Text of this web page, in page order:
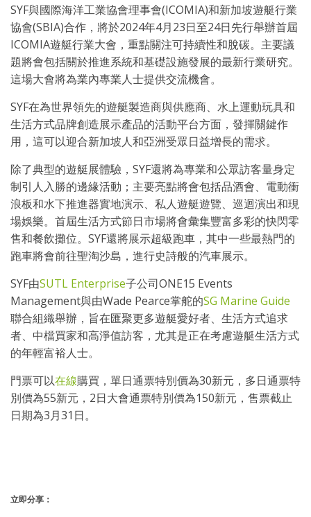
SYF與國際海洋工業協會理事會(ICOMIA)和新加坡遊艇行業
協會(SBIA)合作，將於2024年4月23日至24日先行舉辦首屆
ICOMIA遊艇行業大會，重點關注可持續性和脫碳。主要議
題將會包括關於推進系統和基礎設施發展的最新行業研究。
這場大會將為業內專業人士提供交流機會。
SYF在為世界領先的遊艇製造商與供應商、水上運動玩具和
生活方式品牌創造展示產品的活動平台方面，發揮關鍵作
用，這可以迎合新加坡人和亞洲受眾日益增長的需求。
除了典型的遊艇展體驗，SYF還將為專業和公眾訪客量身定
制引人入勝的邊緣活動；主要亮點將會包括品酒會、電動衝
浪板和水下推進器實地演示、私人遊艇遊覽、巡迴演出和現
場娛樂。首屆生活方式節日市場將會彙集豐富多彩的快閃零
售和餐飲攤位。SYF還將展示超級跑車，其中一些最熱門的
跑車將會前往聖淘沙島，進行史詩般的汽車展示。
SYF由SUTL Enterprise子公司ONE15 Events
Management與由Wade Pearce掌舵的SG Marine Guide
聯合組織舉辦，旨在匯聚更多遊艇愛好者、生活方式追求
者、中檔買家和高淨值訪客，尤其是正在考慮遊艇生活方式
的年輕富裕人士。
門票可以在線購買，單日通票特別價為30新元，多日通票特
別價為55新元，2日大會通票特別價為150新元，售票截止
日期為3月31日。
立即分享：